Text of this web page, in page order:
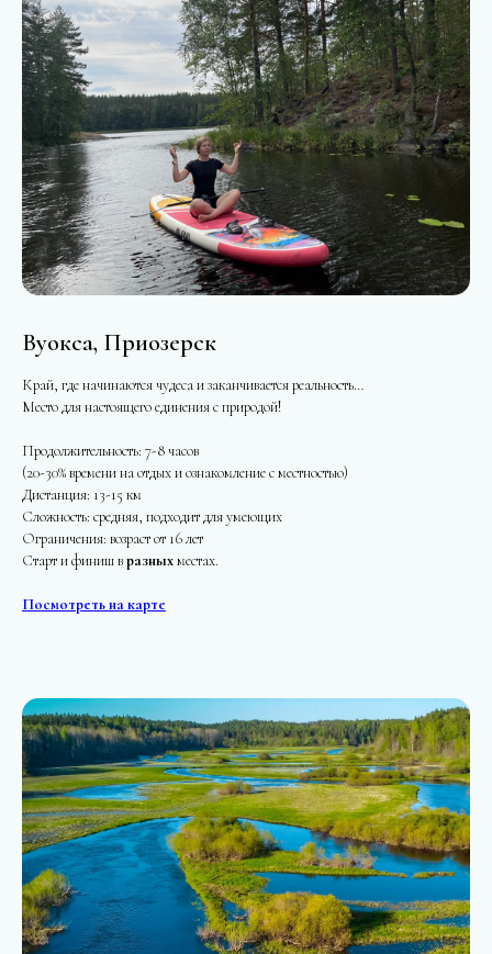
Вуокса, Приозерск
Край, где начинаются чудеса и заканчивается реальность…
Место для настоящего единения с природой!
Продолжительность: 7-8 часов
(20-30% времени на отдых и ознакомление с местностью)
Дистанция: 13-15 км
Сложность: средняя, подходит для умеющих
Ограничения: возраст от 16 лет
Старт и финиш вразныхместах.
Посмотреть на карте